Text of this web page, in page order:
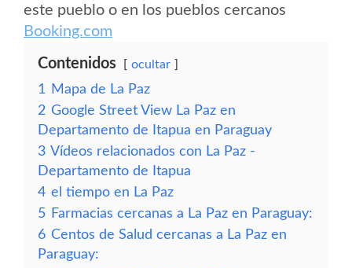
este pueblo o en los pueblos cercanos
Booking.com
Contenidos ocultar
1
Mapa de La Paz
2 Google Street View La Paz en
Departamento de Itapua en Paraguay
3 Vídeos relacionados con La Paz -
Departamento de Itapua
4 el tiempo en La Paz
5 Farmacias cercanas a La Paz en Paraguay:
6 Centos de Salud cercanas a La Paz en
Paraguay: